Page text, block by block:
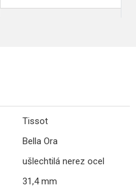
Tissot
Bella Ora
ušlechtilá nerez ocel
31,4 mm